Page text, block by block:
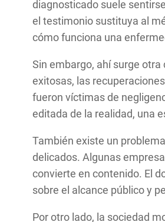
diagnosticado suele
el testimonio sustituya al
cómo funciona una
Sin embargo, ahí surge
exitosas, las
fueron víctimas de
editada de la realidad, una
También existe un
delicados. Algunas
convierte en contenido. El
sobre el alcance público y
Por otro lado, la sociedad